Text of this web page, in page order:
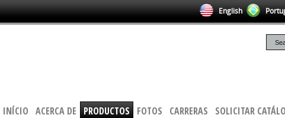
English
INÍCIO ACERCA DE PRODUCTOS FOTOS CARRERAS SOLICITAR